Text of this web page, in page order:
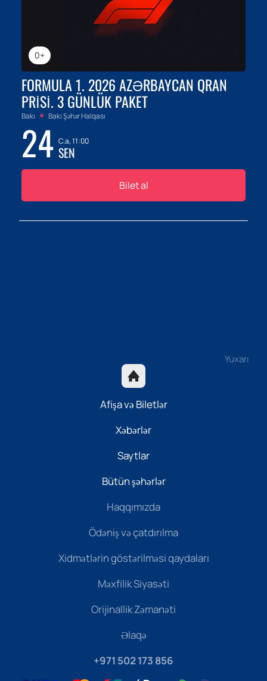
0+
FORMULA 1. 2026 AZƏRBAYCAN QRAN
PRISI. 3 GÜNLÜK PAKET
Bakı Bakı Şəhər Halqası
24 C.a, 11:00
SEN
Bilet al
Yuxarı
Afişa və Biletlər
Xəbərlər
Saytlar
Bütün şəhərlər
Haqqımızda
Ödəniş və çatdırılma
Xidmətlərin göstərilməsi qaydaları
Məxfilik Siyasəti
Orijinallik Zəmanəti
Əlaqə
+971 502 173 856